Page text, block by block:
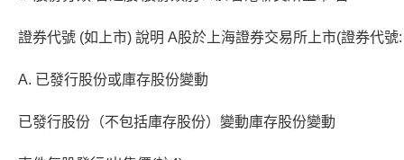
證券代號 (如上市) 說明 A股於上海證券交易所上市(證券代號
A. 已發行股份或庫存股份變動
已發行股份（不包括庫存股份）變動庫存股份變動